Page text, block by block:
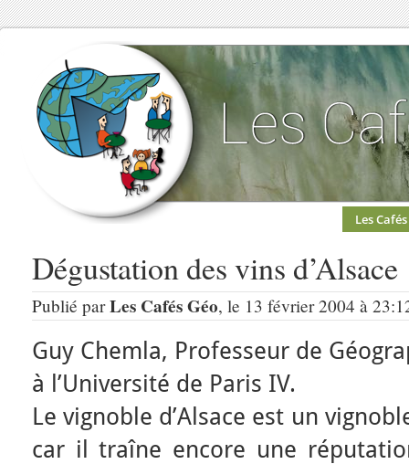
Les Cafés
Dégustation des vins d’Alsace
Publié parLes Cafés Géo, le 13 février 2004 à
Guy Chemla, Professeur de
à l’Université de Paris IV.
Le vignoble d’Alsace est un
car il traîne encore une